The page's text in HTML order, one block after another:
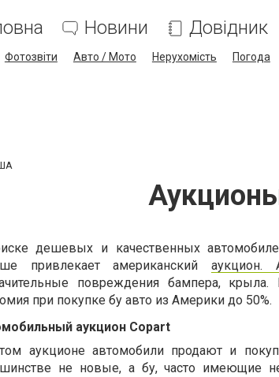
Новини Довідник
Фотозвіти Авто / Мото Нерухомість Погода
дешевых и качественных
привлекает американский
повреждения бампера,
при покупке бу авто из Америки до 50%.
аукцион Copart
аукционе автомобили продают и
не новые, а бу, часто имеющие